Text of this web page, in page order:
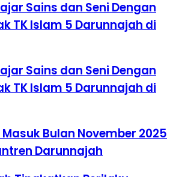
Sains dan Seni Dengan
TK Islam 5 Darunnajah di
Sains dan Seni Dengan
TK Islam 5 Darunnajah di
Bulan November 2025
Darunnajah